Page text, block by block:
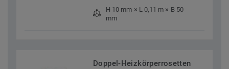
H 10 mm × L 0,11 m × B 50
mm
Doppel-Heizkörperrosetten